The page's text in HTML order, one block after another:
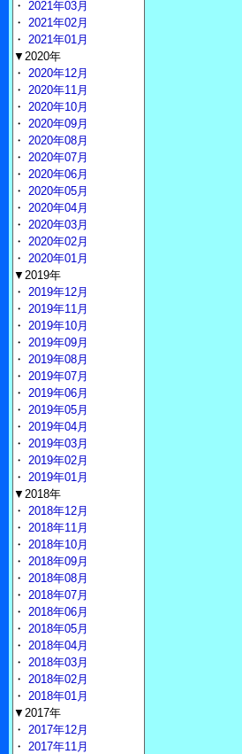
・ 2021年03月
・ 2021年02月
・ 2021年01月
▼2020年
・ 2020年12月
・ 2020年11月
・ 2020年10月
・ 2020年09月
・ 2020年08月
・ 2020年07月
・ 2020年06月
・ 2020年05月
・ 2020年04月
・ 2020年03月
・ 2020年02月
・ 2020年01月
▼2019年
・ 2019年12月
・ 2019年11月
・ 2019年10月
・ 2019年09月
・ 2019年08月
・ 2019年07月
・ 2019年06月
・ 2019年05月
・ 2019年04月
・ 2019年03月
・ 2019年02月
・ 2019年01月
▼2018年
・ 2018年12月
・ 2018年11月
・ 2018年10月
・ 2018年09月
・ 2018年08月
・ 2018年07月
・ 2018年06月
・ 2018年05月
・ 2018年04月
・ 2018年03月
・ 2018年02月
・ 2018年01月
▼2017年
・ 2017年12月
・ 2017年11月